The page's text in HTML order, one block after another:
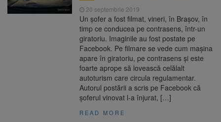
20 septembrie 2019
Un șofer a fost filmat, vineri, în Brașov, în
timp ce conducea pe contrasens, într-un
giratoriu. Imaginile au fost postate pe
Facebook. Pe filmare se vede cum mașina
apare în giratoriu, pe contrasens și este
foarte aprope să lovească celălalt
autoturism care circula regulamentar.
Autorul postării a scris pe Facebook că
șoferul vinovat l-a înjurat, […]
READ MORE